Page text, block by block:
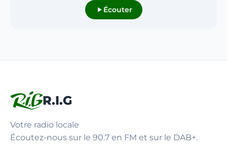
Écouter
R.I.G
Votre radio locale
Écoutez-nous sur le 90.7 en FM et sur le DAB+.